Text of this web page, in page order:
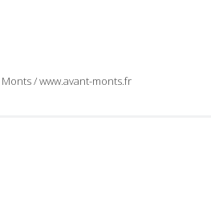
/ www.avant-monts.fr